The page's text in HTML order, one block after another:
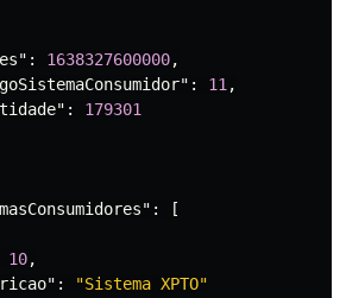
: 1638327600000,
: 11 ,
:
179301
:
[
10,
:
"Sistema XPTO"